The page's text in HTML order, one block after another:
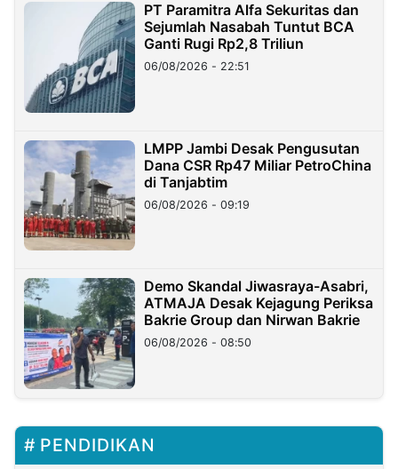
PT Paramitra Alfa Sekuritas dan
Sejumlah Nasabah Tuntut BCA
Ganti Rugi Rp2,8 Triliun
06/08/2026 - 22:51
LMPP Jambi Desak Pengusutan
Dana CSR Rp47 Miliar PetroChina
di Tanjabtim
06/08/2026 - 09:19
Demo Skandal Jiwasraya-Asabri,
ATMAJA Desak Kejagung Periksa
Bakrie Group dan Nirwan Bakrie
06/08/2026 - 08:50
PENDIDIKAN